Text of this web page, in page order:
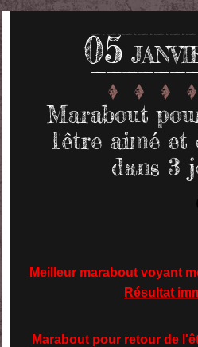
05
Marabout
l'être aimé et
dans 3
Meilleur marabout voyant
Résultat
Marabout pour retour de